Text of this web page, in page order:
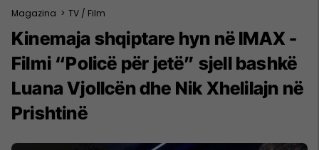
Magazina > TV / Film
Kinemaja shqiptare hyn në IMAX -
Filmi “Policë për jetë” sjell bashkë
Luana Vjollcën dhe Nik Xhelilajn në
Prishtinë